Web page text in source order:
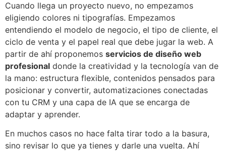
Cuando llega un proyecto nuevo, no empezamos
eligiendo colores ni tipografías. Empezamos
entendiendo el modelo de negocio, el tipo de cliente, el
ciclo de venta y el papel real que debe jugar la web. A
partir de ahí proponemos servicios de diseño web
profesional donde la creatividad y la tecnología van de
la mano: estructura flexible, contenidos pensados para
posicionar y convertir, automatizaciones conectadas
con tu CRM y una capa de IA que se encarga de
adaptar y aprender.
En muchos casos no hace falta tirar todo a la basura,
sino revisar lo que ya tienes y darle una vuelta. Ahí